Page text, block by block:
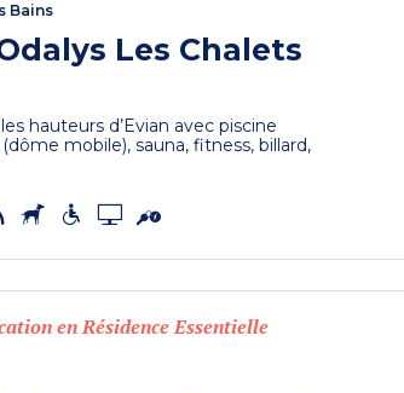
Bains
Les Chalets
hauteurs d’Evian avec piscine
mobile), sauna, fitness, billard,
en Résidence Essentielle